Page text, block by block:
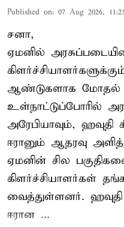
Published on: 07 Aug 2026,
சனா,
ஏமனில்
ஆண்டுகளாக மோதல்
உள்நாட்டுப்போரில்
அரேபியாவும், ஹவுதி
ஈரானும் ஆதரவு
ஏமனின் சில
கிளர்ச்சியாளர்கள்
வைத்துள்ளனர். ஹவுதி
ஈரான ...